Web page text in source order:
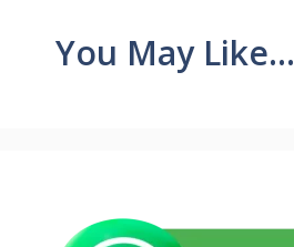
You May Like...